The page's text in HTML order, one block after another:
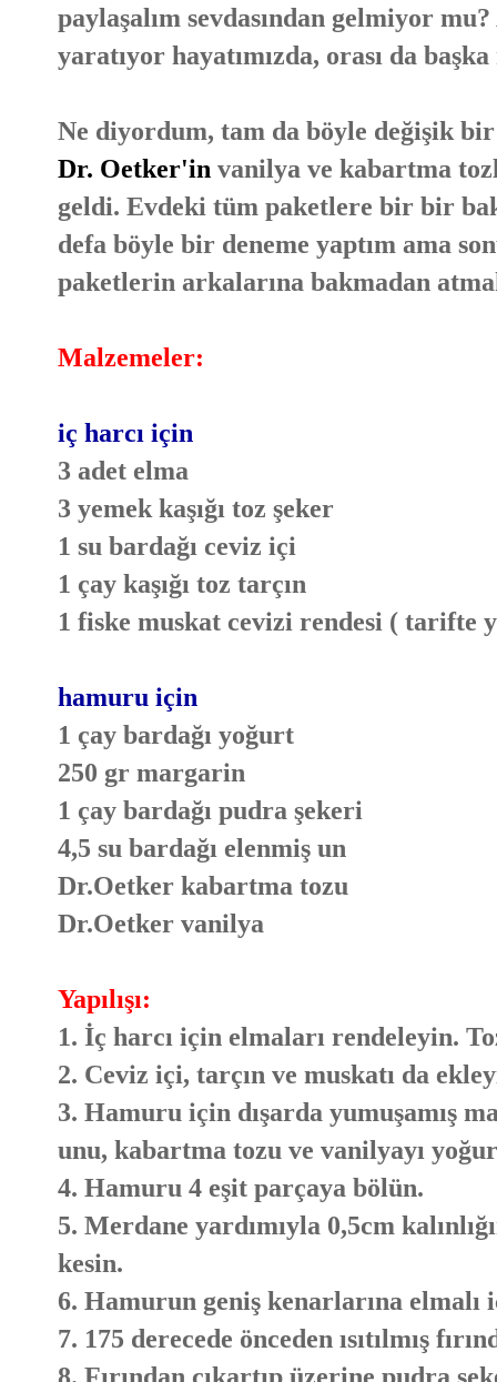
paylaşalım sevdasından gelmiyor
yaratıyor hayatımızda, orası da
Ne diyordum, tam da böyle değişik
Dr. Oetker'in vanilya ve kabartma
geldi. Evdeki tüm paketlere bir bir
defa böyle bir deneme yaptım ama
paketlerin arkalarına bakmadan
Malzemeler:
iç harcı için
3 adet elma
3 yemek kaşığı toz şeker
1 su bardağı ceviz içi
1 çay kaşığı toz tarçın
1 fiske muskat cevizi rendesi ( tarifte
hamuru için
1 çay bardağı yoğurt
250 gr margarin
1 çay bardağı pudra şekeri
4,5 su bardağı elenmiş un
Dr.Oetker kabartma tozu
Dr.Oetker vanilya
Yapılışı:
1. İç harcı için elmaları rendeleyin.
2. Ceviz içi, tarçın ve muskatı da
3. Hamuru için dışarda yumuşamış
unu, kabartma tozu ve vanilyayı
4. Hamuru 4 eşit parçaya bölün.
5. Merdane yardımıyla 0,5cm
kesin.
6. Hamurun geniş kenarlarına elmalı
7. 175 derecede önceden ısıtılmış
8. Fırından çıkartıp üzerine pudra